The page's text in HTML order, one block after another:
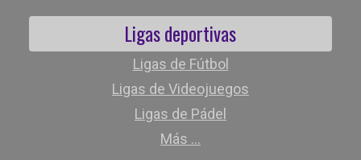
Ligas deportivas
Ligas de Fútbol
Ligas de Videojuegos
Ligas de Pádel
Más ...